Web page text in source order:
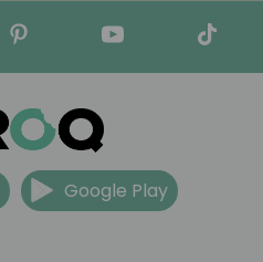
Google Play